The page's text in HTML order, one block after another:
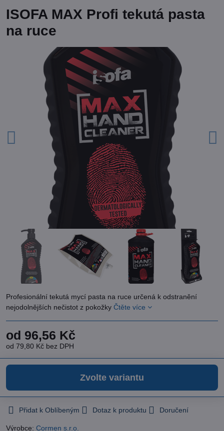
ISOFA MAX Profi tekutá pasta
na ruce
Profesionální tekutá mycí pasta na ruce určená k odstranění
nejodolnějších nečistot z pokožky Čtěte více
od 96,56 Kč
od 79,80 Kč bez DPH
Zvolte variantu
Přidat k Oblíbeným Dotaz k produktu Doručení
Výrobce: Cormen s.r.o.